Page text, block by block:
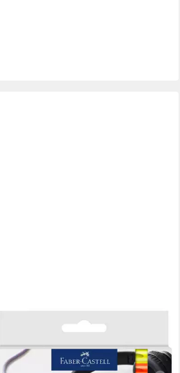
Marker FABER-CASTELL Neon
Marker 1,5mm 6 Stück Kartonetui
12,73 €
lieferbar - in 3-4 Werktagen bei dir